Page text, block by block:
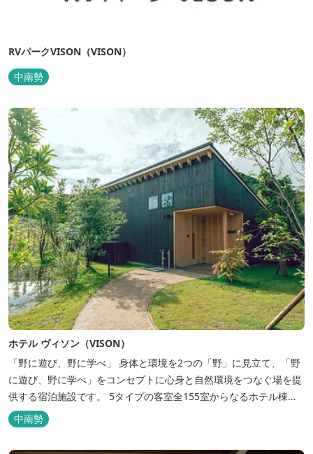
RVパークVISON（VISON）
中南勢
ホテル ヴィソン（VISON）
「野に遊び、野に学べ」 身体と環境を2つの「野」に見立て、「野
に遊び、野に学べ」をコンセプトに心身と自然環境をつなぐ場を提
供する宿泊施設です。 5タイプの客室全155室からなるホテル棟
と、プライベートな滞在が楽しめる一棟独立型のヴィラ6棟がござ
います。
中南勢